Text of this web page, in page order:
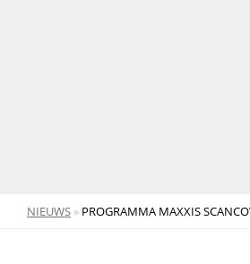
NIEUWS » PROGRAMMA MAXXIS